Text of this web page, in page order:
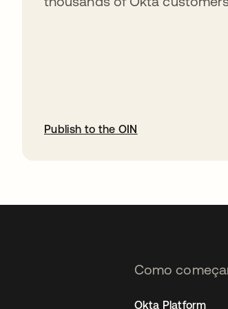
Publish to the OIN
Como
Okta Platform